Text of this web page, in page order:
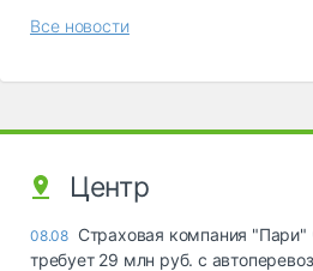
Все новости
Центр
08.08 Страховая компания "Пари"
требует 29 млн руб. с